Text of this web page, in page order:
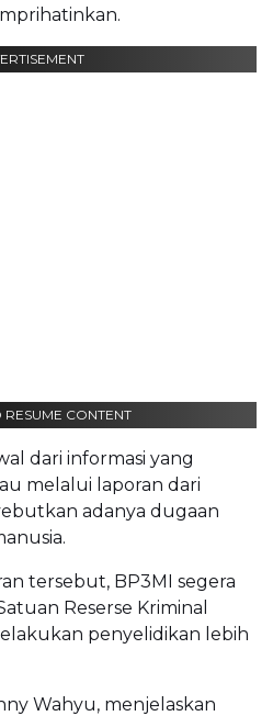
RESUME CONTENT
dari informasi yang
melalui laporan dari
adanya dugaan
tersebut, BP3MI segera
Reserse Kriminal
penyelidikan lebih
Wahyu, menjelaskan